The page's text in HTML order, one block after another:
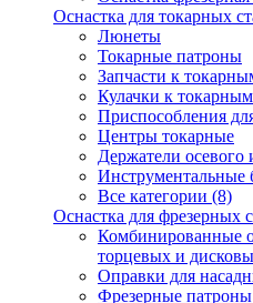
Оснастка для токарных
Люнеты
Токарные патроны
Запчасти к
Кулачки к
Приспособления
Центры токарные
Держатели осевого
Инструментальные
Все категории (8)
Оснастка для фрезерных
Комбинированные
торцевых и
Оправки для
Фрезерные патроны